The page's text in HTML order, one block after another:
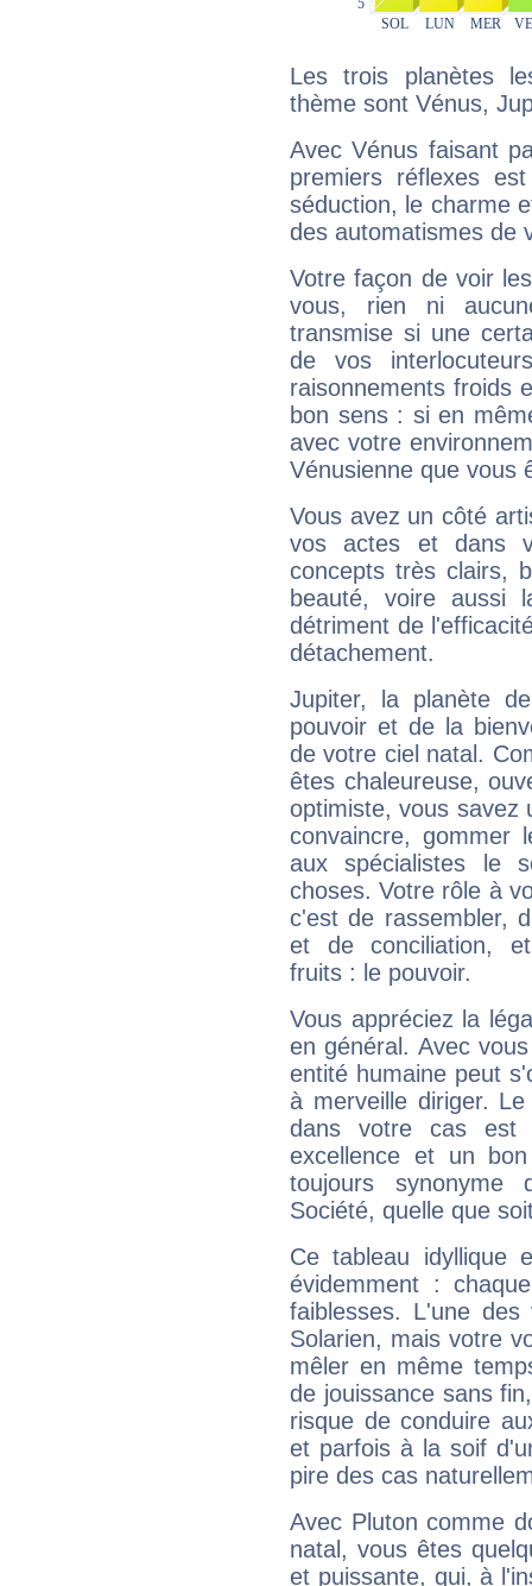
Les trois planètes
thème sont Vénus,
Avec Vénus faisant
premiers réflexes
séduction, le charme
des automatismes de
Votre façon de voir
vous, rien ni
transmise si une
de vos
raisonnements froids
bon sens : si en
avec votre
Vénusienne que vous
Vous avez un côté
vos actes et dans
concepts très clairs,
beauté, voire aussi
détriment de
détachement.
Jupiter, la planète
pouvoir et de la
de votre ciel natal.
êtes chaleureuse,
optimiste, vous savez
convaincre, gommer
aux spécialistes le
choses. Votre rôle à
c'est de rassembler,
et de conciliation,
fruits : le pouvoir.
Vous appréciez la
en général. Avec
entité humaine peut
à merveille diriger.
dans votre cas est
excellence et un
toujours synonyme
Société, quelle que
Ce tableau idyllique
évidemment :
faiblesses. L'une
Solarien, mais votre
mêler en même
de jouissance sans
risque de conduire
et parfois à la soif
pire des cas
Avec Pluton comme
natal, vous êtes
et puissante, qui, à